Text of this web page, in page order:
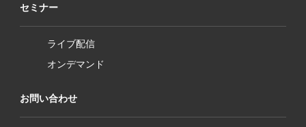
セミナー
ライブ配信
オンデマンド
お問い合わせ